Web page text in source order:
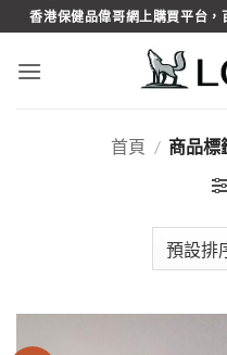
Skip
to
content
香港保健品偉哥網上購買平台
首頁 / 商品標